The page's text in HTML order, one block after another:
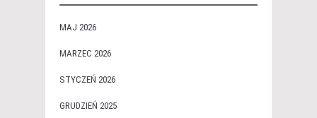
MAJ 2026
MARZEC 2026
STYCZEŃ 2026
GRUDZIEŃ 2025